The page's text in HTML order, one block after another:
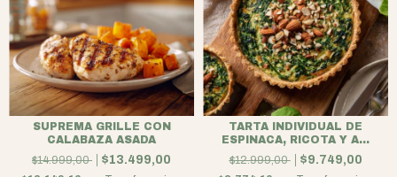
SUPREMA GRILLE CON
CALABAZA ASADA
$14.999,00
$13.499,00
TARTA INDIVIDUAL DE
ESPINACA, RICOTA Y A...
$12.999,00
$9.749,00